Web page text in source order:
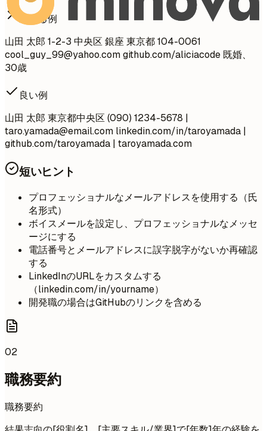
避ける例
山田 太郎 1-2-3 中央区 銀座 東京都 104-0061
cool_guy_99@yahoo.comgithub.com/aliciacode 既婚、
30歳
良い例
山田 太郎 東京都中央区 (090) 1234-5678 |
taro.yamada@email.com linkedin.com/in/taroyamada |
github.com/taroyamada | taroyamada.com
短いヒント
プロフェッショナルなメールアドレスを使用する（氏
名形式）
ボイスメールを設定し、プロフェッショナルなメッセ
ージにする
電話番号とメールアドレスに誤字脱字がないか再確認
する
LinkedInのURLをカスタムする
（linkedin.com/in/yourname）
開発職の場合はGitHubのリンクを含める
02
職務要約
職務要約